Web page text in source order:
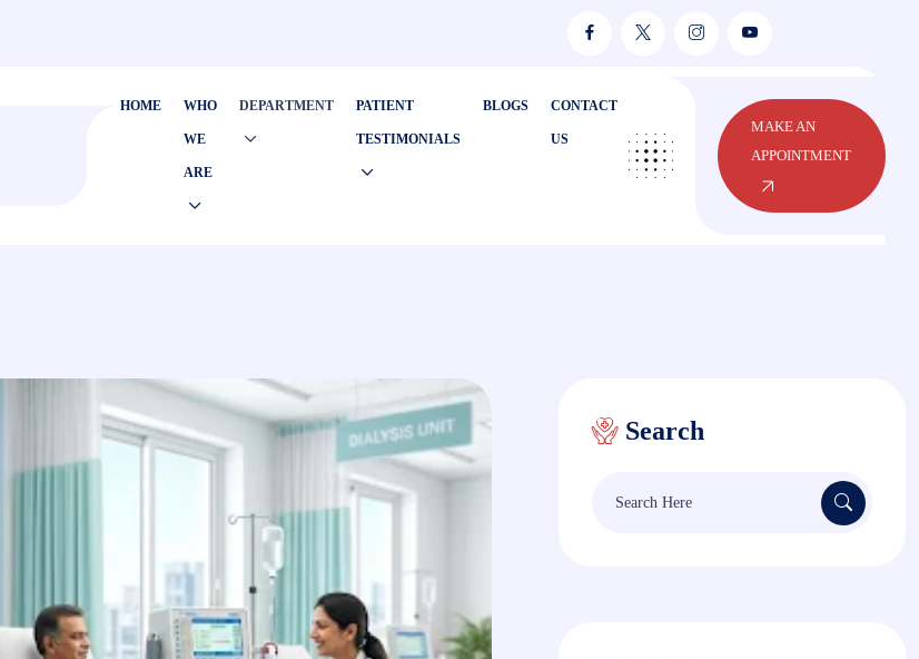
HOME WHO
WE
ARE
DEPARTMENT PATIENT
TESTIMONIALS
BLOGS CONTACT
US
MAKE AN
APPOINTMENT
Search